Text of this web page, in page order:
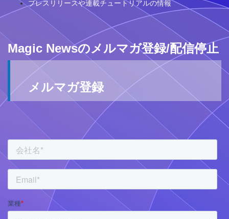
プレスリリースや連載チュートリアルの情報
Magic Newsのメルマガ登録/配信停止
メルマガ登録